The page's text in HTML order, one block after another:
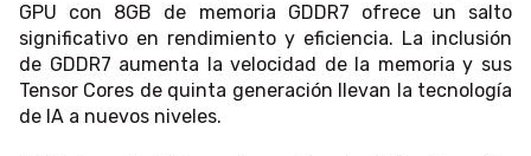
GPU con 8GB de memoria GDDR7 ofrece un salto
significativo en rendimiento y eficiencia. La inclusión
de GDDR7 aumenta la velocidad de la memoria y sus
Tensor Cores de quinta generación llevan la tecnología
de IA a nuevos niveles.